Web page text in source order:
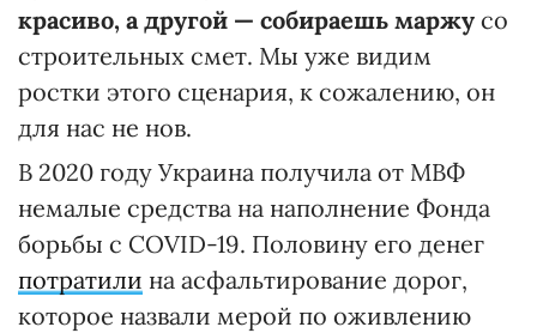
красиво, а другой — собираешь маржу со
строительных смет. Мы уже видим
ростки этого сценария, к сожалению, он
для нас не нов.
В 2020 году Украина получила от МВФ
немалые средства на наполнение Фонда
борьбы с COVID-19. Половину его денег
потратили на асфальтирование дорог,
которое назвали мерой по оживлению